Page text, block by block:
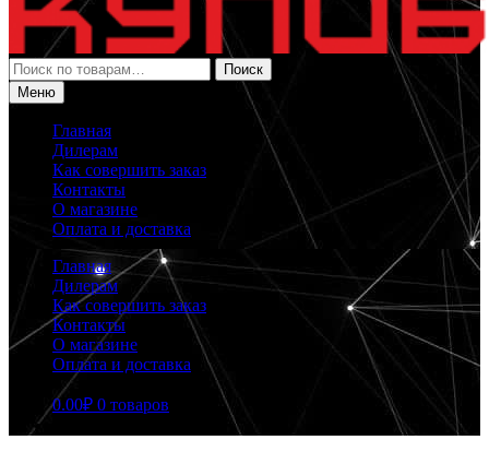
Искать:
Поиск
Меню
Главная
Дилерам
Как совершить заказ
Контакты
О магазине
Оплата и доставка
Главная
Дилерам
Как совершить заказ
Контакты
О магазине
Оплата и доставка
0.00₽ 0 товаров